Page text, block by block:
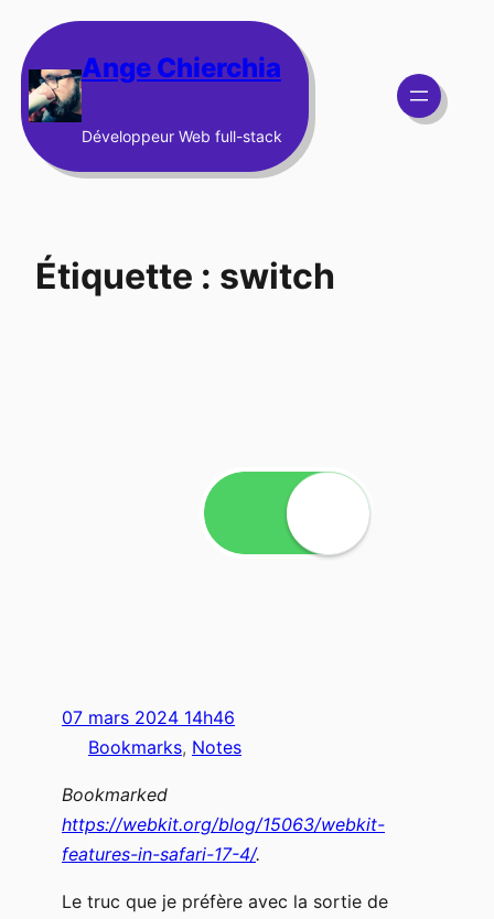
au
contenu Ange Chierchia
Développeur Web full-stack
Étiquette : switch
07 mars 2024 14h46
Bookmarks, Notes
Bookmarked
https://webkit.org/blog/15063/webkit-
features-in-safari-17-4/.
Le truc que je préfère avec la sortie de